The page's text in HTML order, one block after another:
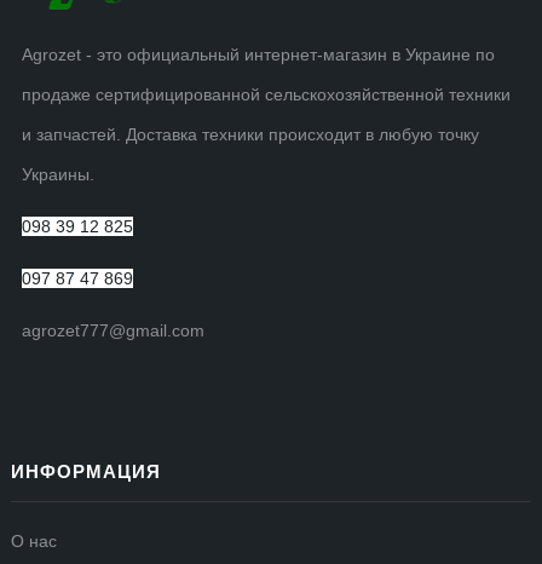
Agrozet - это официальный интернет-магазин в Украине по
продаже сертифицированной сельскохозяйственной техники
и запчастей. Доставка техники происходит в любую точку
Украины.
098 39 12 825
097 87 47 869
agrozet777@gmail.com
ИНФОРМАЦИЯ
О нас